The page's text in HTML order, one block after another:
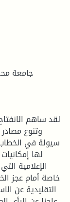
جامعة
لقد ساهم
وتنوع
سيولة في
لها
الإعلامية
خاصة أمام عجز
التقليدية عن